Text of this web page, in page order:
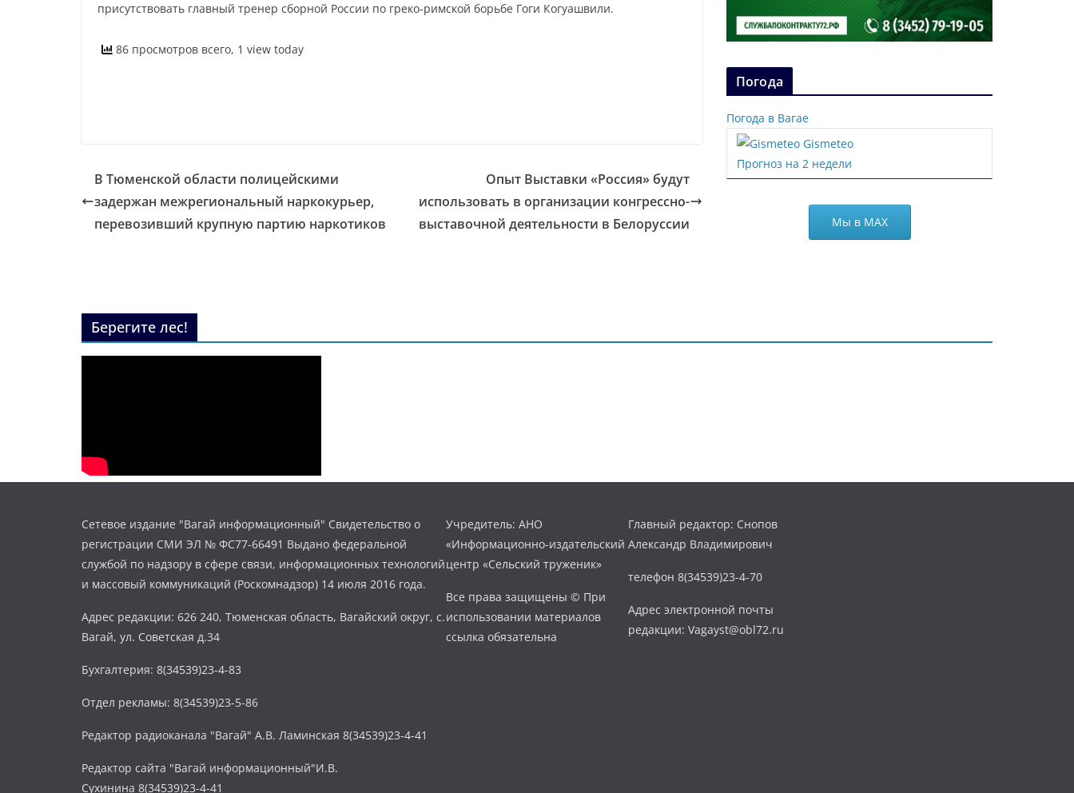
присутствовать главный тренер сборной России по греко-римской борьбе Гоги Когуашвили.
86 просмотров всего, 1 view today
В Тюменской области полицейскими
задержан межрегиональный наркокурьер,
перевозивший крупную партию наркотиков
Опыт Выставки «Россия» будут
использовать в организации конгрессно-
выставочной деятельности в Белоруссии
Погода
Погода в Вагае
Gismeteo
Прогноз на 2 недели
Мы в МАХ
Берегите лес!
Сетевое издание "Вагай информационный" Свидетельство о
регистрации СМИ ЭЛ № ФС77-66491 Выдано федеральной
службой по надзору в сфере связи, информационных технологий
и массовый коммуникаций (Роскомнадзор) 14 июля 2016 года.
Адрес редакции: 626 240, Тюменская область, Вагайский округ, с.
Вагай, ул. Советская д.34
Бухгалтерия: 8(34539)23-4-83
Отдел рекламы: 8(34539)23-5-86
Редактор радиоканала "Вагай" А.В. Ламинская 8(34539)23-4-41
Редактор сайта "Вагай информационный"И.В.
Сухинина 8(34539)23-4-41
Учредитель: АНО
«Информационно-издательский
центр «Сельский труженик»
Все права защищены © При
использовании материалов
ссылка обязательна
Главный редактор: Снопов
Александр Владимирович
телефон 8(34539)23-4-70
Адрес электронной почты
редакции: Vagayst@obl72.ru